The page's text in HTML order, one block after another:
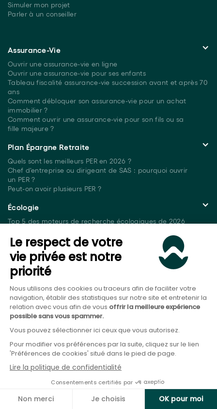
Le respect de votre
vie privée est notre
priorité
Nous utilisons des cookies ou traceurs afin de faciliter votre
navigation, établir des statistiques sur notre site et entretenir la
relation avec vous afin de vous offrir la meilleure expérience
possible sans vous spammer.
Vous pouvez sélectionner ici ceux que vous autorisez.
Pour modifier vos préférences par la suite, cliquez sur le lien
'Préférences de cookies' situé dans le pied de page.
Lire la politique de confidentialité
Consentements certifiés par
Non merci Je choisis OK pour moi
Simuler mon projet
Parler à un conseiller
Assurance-Vie
Ouvrir une assurance-vie en ligne
Ouvrir une assurance-vie pour ses enfants
Tableau fiscalité assurance-vie succession avant et après 70
ans
Comment débloquer son assurance-vie pour un achat
immobilier ?
Comment ouvrir une assurance-vie pour son fils ou sa
fille majeure ?
Plan Épargne Retraite
Quels sont les meilleurs PERen 2026 ?
Chef d'entreprise ou dirigeant de SAS : pourquoi ouvrir
un PER ?
Peut-on avoir plusieurs PER ?
Écologie
Top 5 des moteurs de recherche écologiques de 2026
Écomobilité : tout savoir sur le déplacement écoresponsable
en 2026
Livret
Livret B : avantages et inconvénients
PEL ou Livret A : que choisir ?
Investissement Socialement Responsable
Comment faire un investissementéthique ?
Quels sont les meilleurs placements verts en 2026 ?
Peut-on devenir riche avec 100 000 euros ?
rapportent